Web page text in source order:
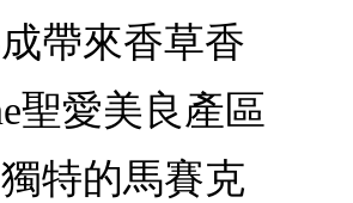
帶來香草香
聖愛美良產區
特的馬賽克